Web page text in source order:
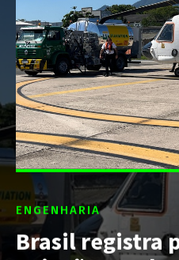
ENGENHARIA
Brasil registra